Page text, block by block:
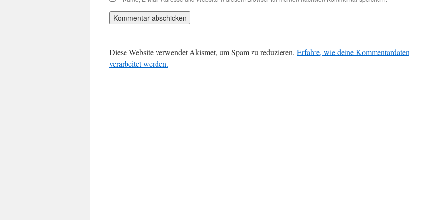
Diese Website verwendet Akismet, um Spam zu reduzieren. Erfahre, wie deine Kommentardaten
verarbeitet werden.